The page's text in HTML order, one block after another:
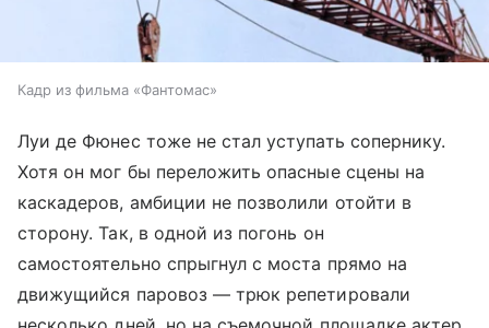
Кадр из фильма «Фантомас»
Луи де Фюнес тоже не стал уступать сопернику.
Хотя он мог бы переложить опасные сцены на
каскадеров, амбиции не позволили отойти в
сторону. Так, в одной из погонь он
самостоятельно спрыгнул с моста прямо на
движущийся паровоз — трюк репетировали